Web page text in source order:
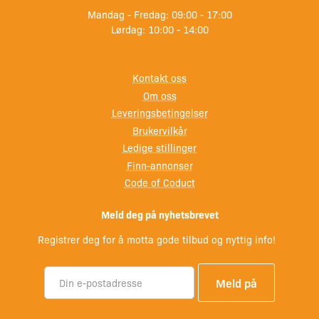
underlag og i et godt ventilert område. Les
bruksanvisningen nøye før bruk.
Mandag - Fredag: 09:00 - 17:00
Lørdag: 10:00 - 14:00
Kontakt oss
Om oss
Leveringsbetingelser
Brukervilkår
Ledige stillinger
Finn-annonser
Code of Coduct
Meld deg på nyhetsbrevet
Registrer deg for å motta gode tilbud og nyttig info!